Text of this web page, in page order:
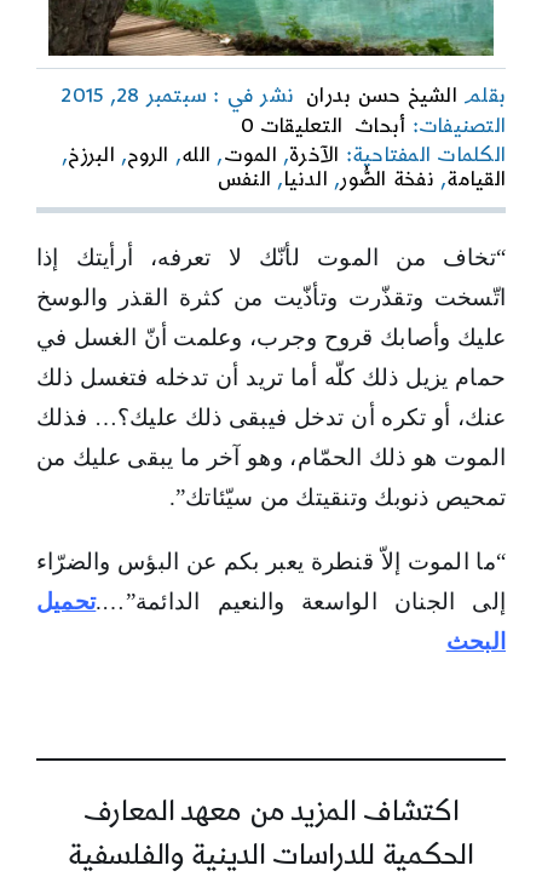
بقلم الشيخ حسن بدران نشر في : سبتمبر 28, 2015
التصنيفات: أبحاث التعليقات 0
الإنسان
بعد
الدنيا
الكلمات المفتاحية: الآخرة, الموت, الله, الروح, البرزخ,
القيامة, نفخة الصُّور, الدنيا, النفس
“تخاف من الموت لأنّك لا تعرفه، أرأيتك إذا
اتّسخت وتقذّرت وتأذّيت من كثرة القذر والوسخ
عليك وأصابك قروح وجرب، وعلمت أنّ الغسل في
حمام يزيل ذلك كلّه أما تريد أن تدخله فتغسل ذلك
عنك، أو تكره أن تدخل فيبقى ذلك عليك؟… فذلك
الموت هو ذلك الحمّام، وهو آخر ما يبقى عليك من
تمحيص ذنوبك وتنقيتك من سيّئاتك”.
“ما الموت إلاّ قنطرة يعبر بكم عن البؤس والضرّاء
إلى الجنان الواسعة والنعيم الدائمة”….تحميل
البحث
اكتشاف المزيد من معهد المعارف
الحكمية للدراسات الدينية والفلسفية